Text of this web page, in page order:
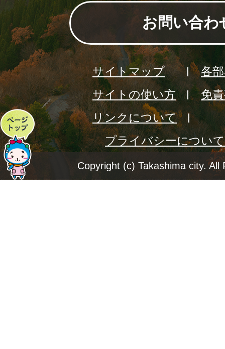
ペ
ー
ジ
お問い合わ
サイトマップ
各
サイトの使い方
免
リンクについて
プライバシーについて
Copyright (c) Takashima city. All